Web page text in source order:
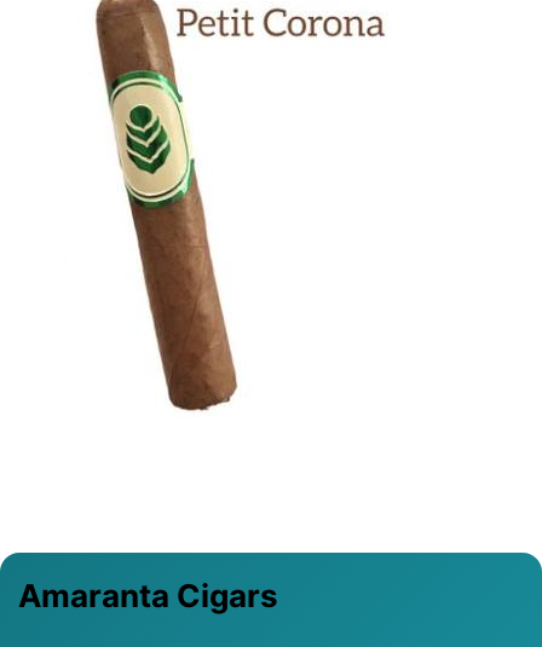
Amaranta Cigars